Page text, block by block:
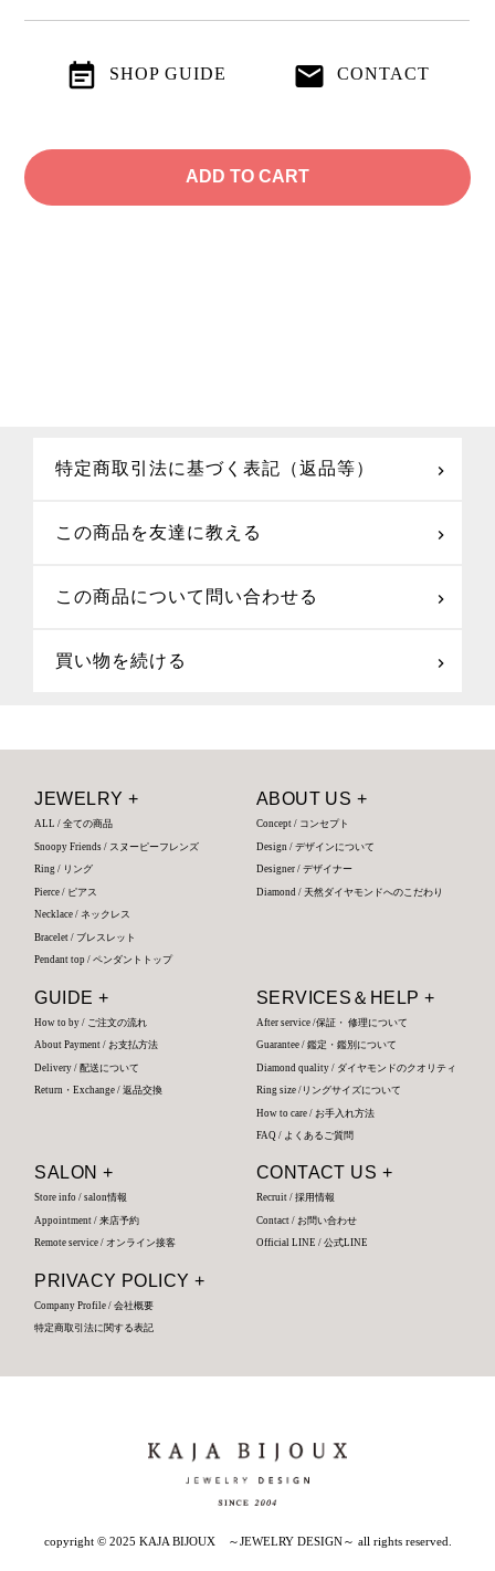
SHOP GUIDE CONTACT
特定商取引法に基づく表記（返品等）
この商品を友達に教える
この商品について問い合わせる
買い物を続ける
JEWELRY +
ALL / 全ての商品
Snoopy Friends / スヌーピーフレンズ
Ring / リング
Pierce / ピアス
Necklace / ネックレス
Bracelet / ブレスレット
Pendant top / ペンダントトップ
ABOUT US +
Concept / コンセプト
Design / デザインについて
Designer / デザイナー
Diamond / 天然ダイヤモンドへのこだわり
GUIDE +
How to by / ご注文の流れ
About Payment / お支払方法
Delivery / 配送について
Return・Exchange / 返品交換
SERVICES＆HELP +
After service /保証・ 修理について
Guarantee / 鑑定・鑑別について
Diamond quality / ダイヤモンドのクオリティ
Ring size /リングサイズについて
How to care / お手入れ方法
FAQ / よくあるご質問
SALON +
Store info / salon情報
Appointment / 来店予約
Remote service / オンライン接客
CONTACT US +
Recruit / 採用情報
Contact / お問い合わせ
Official LINE / 公式LINE
PRIVACY POLICY +
Company Profile / 会社概要
特定商取引法に関する表記
copyright © 2025 KAJA BIJOUX ～JEWELRY DESIGN～ all rights reserved.